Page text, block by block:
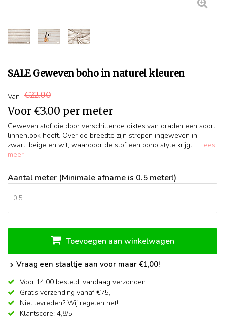
SALE Geweven boho in naturel kleuren
Van €22.00
Voor €3.00 per meter
Geweven stof die door verschillende diktes van draden een soort
linnenlook heeft. Over de breedte zijn strepen ingeweven in
zwart, beige en wit, waardoor de stof een boho style krijgt.... Lees
meer
Aantal meter (Minimale afname is 0.5 meter!)
Toevoegen aan winkelwagen
Vraag een staaltje aan voor maar €1,00!
Voor 14:00 besteld, vandaag verzonden
Gratis verzending vanaf €75,-
Niet tevreden? Wij regelen het!
Klantscore: 4,8/5